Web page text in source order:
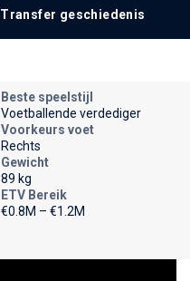
Transfer geschiedenis
Beste speelstijl
Voetballende verdediger
Voorkeurs voet
Rechts
Gewicht
89 kg
ETV Bereik
€0.8M – €1.2M